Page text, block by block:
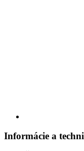
Informácie a